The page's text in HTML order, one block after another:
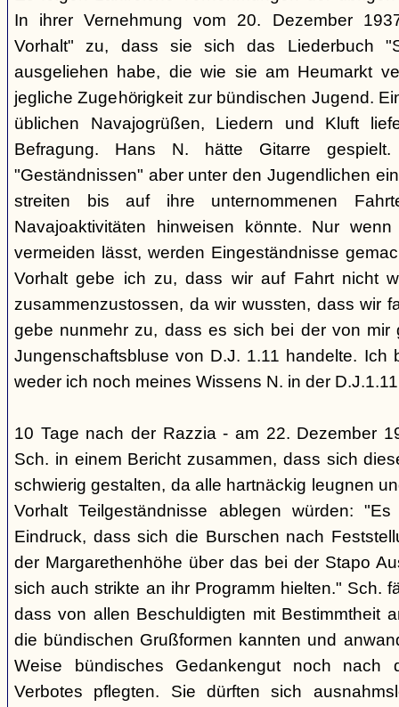
In ihrer Vernehmung vom 20. Dezember
Vorhalt" zu, dass sie sich das Liederbuch
ausgeliehen habe, die wie sie am Heumarkt
jegliche Zugehörigkeit zur bündischen Jugend.
üblichen Navajogrüßen, Liedern und Kluft
Befragung. Hans N. hätte Gitarre
"Geständnissen" aber unter den Jugendlichen
streiten bis auf ihre unternommenen
Navajoaktivitäten hinweisen könnte. Nur
vermeiden lässt, werden Eingeständnisse
Vorhalt gebe ich zu, dass wir auf Fahrt nicht
zusammenzustossen, da wir wussten, dass wir
gebe nunmehr zu, dass es sich bei der von mir
Jungenschaftsbluse von D.J. 1.11 handelte. Ich
weder ich noch meines Wissens N. in der
10 Tage nach der Razzia - am 22. Dezember
Sch. in einem Bericht zusammen, dass sich
schwierig gestalten, da alle hartnäckig leugnen
Vorhalt Teilgeständnisse ablegen würden:
Eindruck, dass sich die Burschen nach
der Margarethenhöhe über das bei der Stapo
sich auch strikte an ihr Programm hielten." Sch.
dass von allen Beschuldigten mit Bestimmtheit
die bündischen Grußformen kannten und
Weise bündisches Gedankengut noch nach
Verbotes pflegten. Sie dürften sich